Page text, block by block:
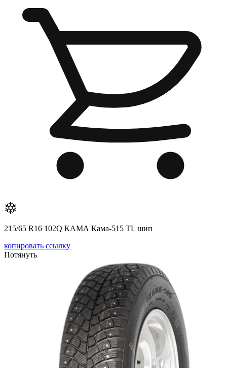
215/65 R16 102Q КАМА Кама-515 TL шип
копировать ссылку
Потянуть